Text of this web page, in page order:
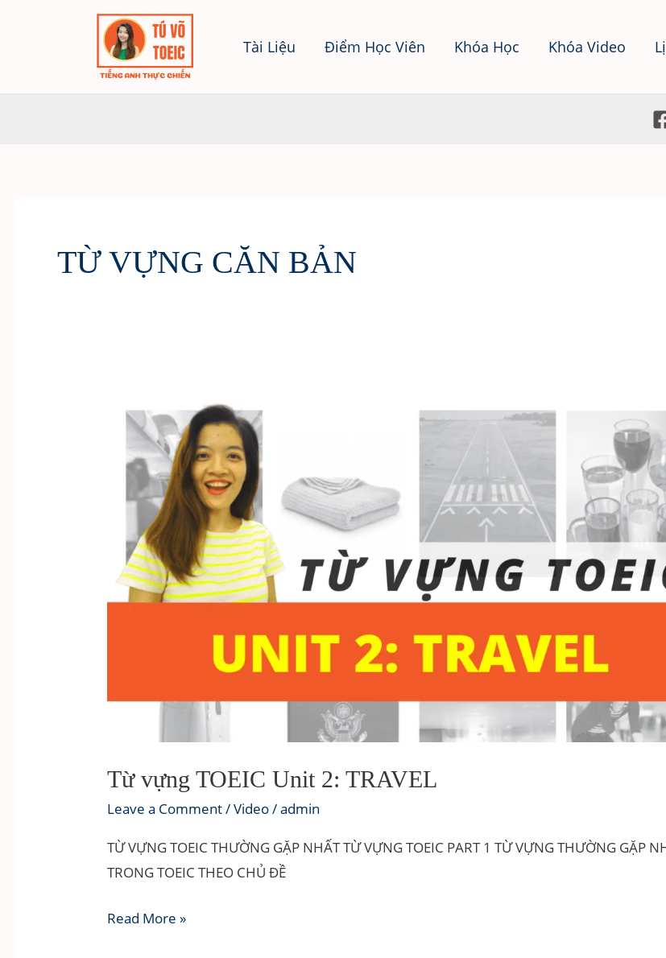
Tài Liệu Điểm Học Viên Khóa Học Khóa Video
TỪ VỰNG CĂN BẢN
Từ vựng TOEIC Unit 2: TRAVEL
Leave a Comment/Video/admin
TỪ VỰNG TOEIC THƯỜNG GẶP NHẤT TỪ VỰNG TOEIC PART 1 TỪ VỰNG THƯỜNG GẶP
TRONG TOEIC THEO CHỦ ĐỀ
Từ
Read More »